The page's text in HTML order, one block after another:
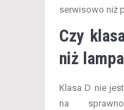
serwisowo niż
Czy
niż
Klasa D nie
na